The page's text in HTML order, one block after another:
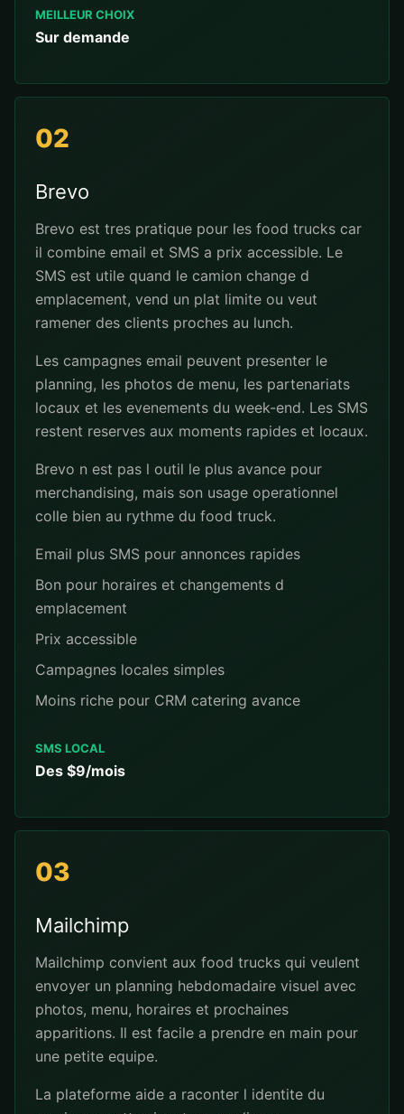
MEILLEUR CHOIX
Sur demande
02
Brevo
Brevo est tres pratique pour les food trucks car
il combine email et SMS a prix accessible. Le
SMS est utile quand le camion change d
emplacement, vend un plat limite ou veut
ramener des clients proches au lunch.
Les campagnes email peuvent presenter le
planning, les photos de menu, les partenariats
locaux et les evenements du week-end. Les SMS
restent reserves aux moments rapides et locaux.
Brevo n est pas l outil le plus avance pour
merchandising, mais son usage operationnel
colle bien au rythme du food truck.
Email plus SMS pour annonces rapides
Bon pour horaires et changements d
emplacement
Prix accessible
Campagnes locales simples
Moins riche pour CRM catering avance
SMS LOCAL
Des $9/mois
03
Mailchimp
Mailchimp convient aux food trucks qui veulent
envoyer un planning hebdomadaire visuel avec
photos, menu, horaires et prochaines
apparitions. Il est facile a prendre en main pour
une petite equipe.
La plateforme aide a raconter l identite du